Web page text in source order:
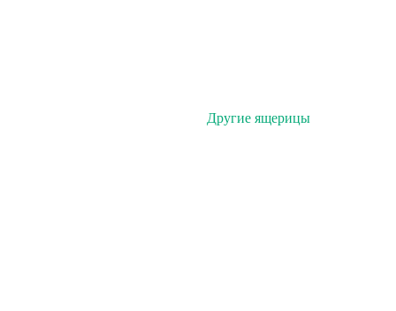
Другие ящерицы